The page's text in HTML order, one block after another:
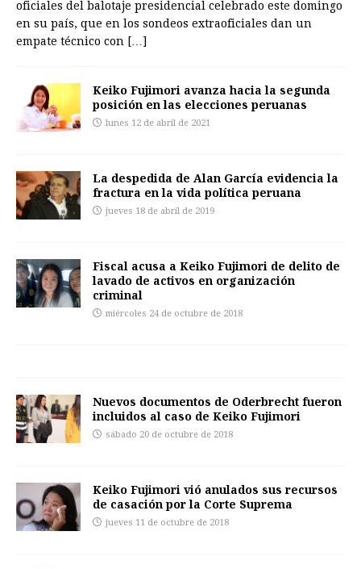
oficiales del balotaje presidencial celebrado este domingo
en su país, que en los sondeos extraoficiales dan un
empate técnico con […]
Keiko Fujimori avanza hacia la segunda
posición en las elecciones peruanas
lunes 12 de abril de 2021
La despedida de Alan García evidencia la
fractura en la vida política peruana
jueves 18 de abril de 2019
Fiscal acusa a Keiko Fujimori de delito de
lavado de activos en organización
criminal
miércoles 24 de octubre de 2018
Nuevos documentos de Oderbrecht fueron
incluidos al caso de Keiko Fujimori
sábado 20 de octubre de 2018
Keiko Fujimori vió anulados sus recursos
de casación por la Corte Suprema
jueves 11 de octubre de 2018